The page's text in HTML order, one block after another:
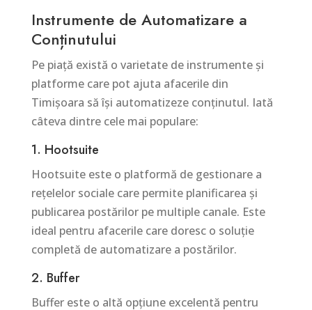
Instrumente de Automatizare a
Conținutului
Pe piață există o varietate de instrumente și
platforme care pot ajuta afacerile din
Timișoara să își automatizeze conținutul. Iată
câteva dintre cele mai populare:
1. Hootsuite
Hootsuite este o platformă de gestionare a
rețelelor sociale care permite planificarea și
publicarea postărilor pe multiple canale. Este
ideal pentru afacerile care doresc o soluție
completă de automatizare a postărilor.
2. Buffer
Buffer este o altă opțiune excelentă pentru